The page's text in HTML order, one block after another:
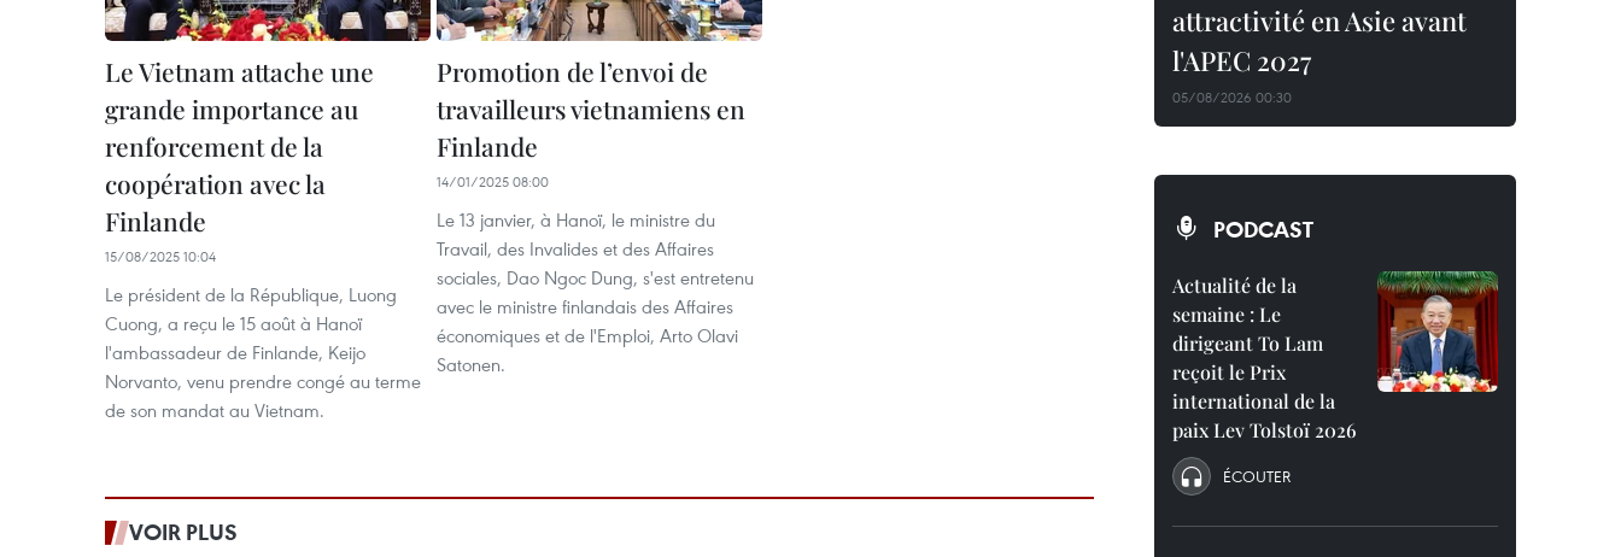
Le Vietnam attache une
grande importance au
renforcement de la
coopération avec la
Finlande
15/08/2025 10:04
Le président de la République, Luong
Cuong, a reçu le 15 août à Hanoï
l'ambassadeur de Finlande, Keijo
Norvanto, venu prendre congé au terme
de son mandat au Vietnam.
Promotion de l’envoi de
travailleurs vietnamiens en
Finlande
14/01/2025 08:00
Le 13 janvier, à Hanoï, le ministre du
Travail, des Invalides et des Affaires
sociales, Dao Ngoc Dung, s'est entretenu
avec le ministre finlandais des Affaires
économiques et de l'Emploi, Arto Olavi
Satonen.
VOIR PLUS
attractivité en Asie avant
l'APEC 2027
05/08/2026 00:30
PODCAST
Actualité de la
semaine : Le
dirigeant To Lam
reçoit le Prix
international de la
paix Lev Tolstoï 2026
ÉCOUTER